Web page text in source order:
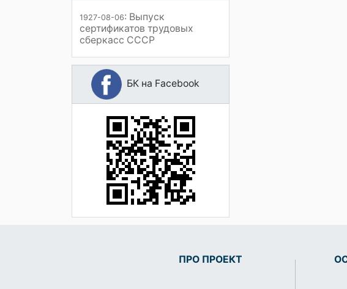
1927-08-06: Выпуск
сертификатов трудовых
сберкасс СССР
БК на Facebook
ПРО ПРОЕКТ